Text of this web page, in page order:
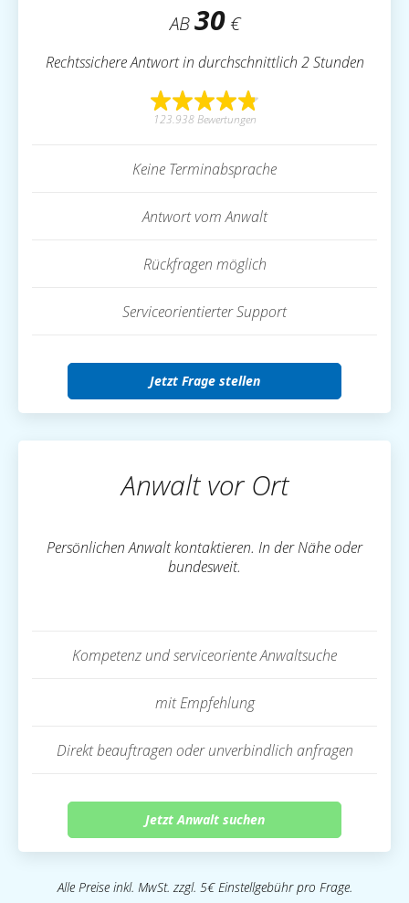
AB 30 €
Rechtssichere Antwort in durchschnittlich 2 Stunden
123.938 Bewertungen
Keine Terminabsprache
Antwort vom Anwalt
Rückfragen möglich
Serviceorientierter Support
Jetzt Frage stellen
Anwalt vor Ort
Persönlichen Anwalt kontaktieren. In der Nähe oder
bundesweit.
Kompetenz und serviceoriente Anwaltsuche
mit Empfehlung
Direkt beauftragen oder unverbindlich anfragen
Jetzt Anwalt suchen
Alle Preise inkl. MwSt. zzgl. 5€ Einstellgebühr pro Frage.